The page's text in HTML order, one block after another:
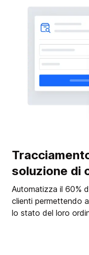
soluzione di
Automatizza il 60%
clienti permettendo
lo stato del loro